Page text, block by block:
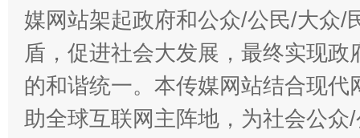
媒网站架起政府和公众/公民/大众/
盾，促进社会大发展，最终实现
的和谐统一。本传媒网站结合现
助全球互联网主阵地，为社会公